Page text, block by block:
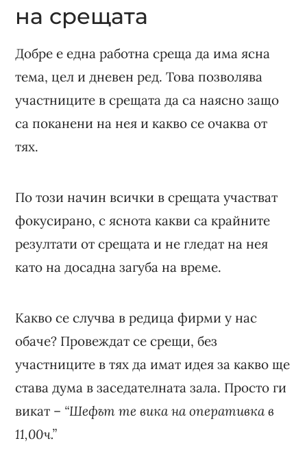
на срещата
Добре е една работна среща да има ясна
тема, цел и дневен ред. Това позволява
участниците в срещата да са наясно защо
са поканени на нея и какво се очаква от
тях.
По този начин всички в срещата участват
фокусирано, с яснота какви са крайните
резултати от срещата и не гледат на нея
като на досадна загуба на време.
Какво се случва в редица фирми у нас
обаче? Провеждат се срещи, без
участниците в тях да имат идея за какво ще
става дума в заседателната зала. Просто ги
викат – “Шефът те вика на оперативка в
11,00ч.”